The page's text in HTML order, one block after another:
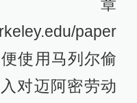
章
paper
使用马列尔偷
对迈阿密劳动